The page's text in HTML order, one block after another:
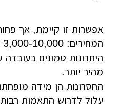
אפשרות זו קיימת, אך
המחירים: 3,000-10,000 ₪ לתוכנית מוכנה.
היתרונות טמונים
מהיר יותר.
החסרונות הן מידה
עלול לדרוש התאמות